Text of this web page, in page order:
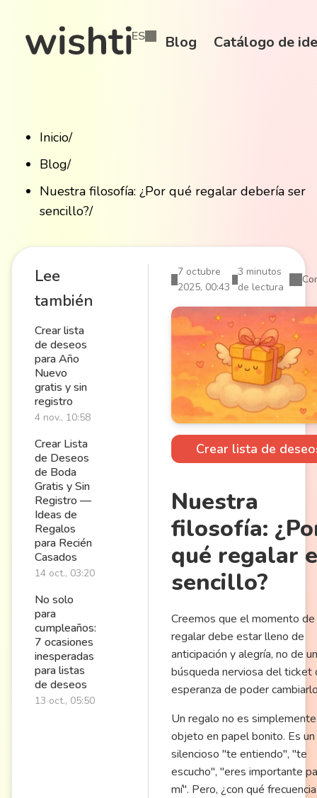
ES Blog Catálogo de
Inicio/
Blog/
Nuestra filosofía: ¿Por qué regalar debería ser
sencillo?/
Lee
también
Crear lista
de deseos
para Año
Nuevo
gratis y sin
registro
4 nov., 10:58
Crear Lista
de Deseos
de Boda
Gratis y Sin
Registro —
Ideas de
Regalos
para Recién
Casados
14 oct., 03:20
No solo
para
cumpleaños:
7 ocasiones
inesperadas
para listas
de deseos
13 oct., 05:50
7 octubre
2025, 00:43
3 minutos
de lectura
Crear lista de
Nuestra
filosofía:
qué regalar
sencillo?
Creemos que el momento de
regalar debe estar lleno de
anticipación y alegría, no de
búsqueda nerviosa del ticket
esperanza de poder
Un regalo no es
objeto en papel bonito. Es un
silencioso "te entiendo", "te
escucho", "eres importante
mí". Pero, ¿con qué